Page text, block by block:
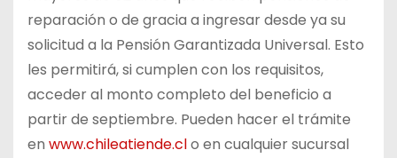
reparación o de gracia a ingresar desde ya su
solicitud a la Pensión Garantizada Universal. Esto
les permitirá, si cumplen con los requisitos,
acceder al monto completo del beneficio a
partir de septiembre. Pueden hacer el trámite
en www.chileatiende.clo en cualquier sucursal